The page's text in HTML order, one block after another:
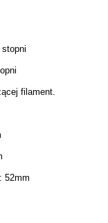
stopni
filament.
52mm